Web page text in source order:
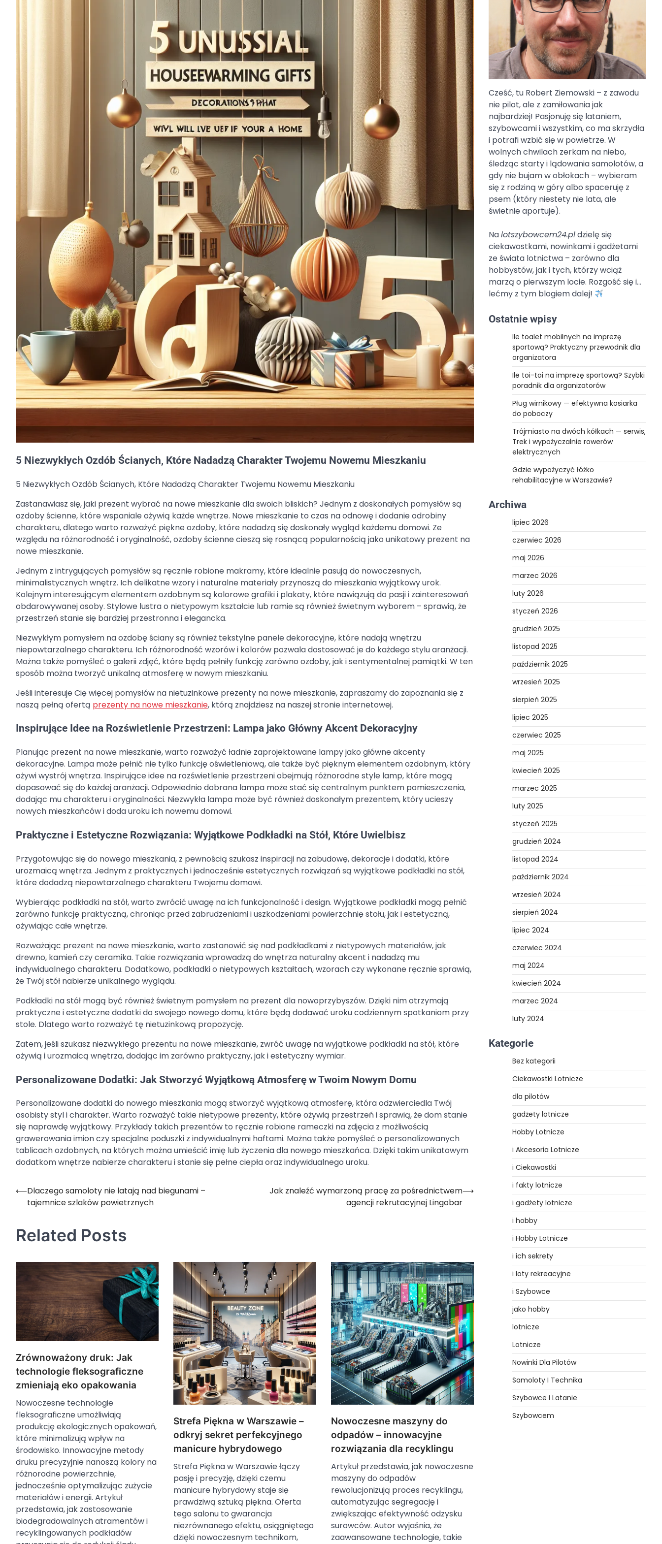
5 Niezwykłych Ozdób Ścianych, Które Nadadzą Charakter Twojemu Nowemu Mieszkaniu
5 Niezwykłych Ozdób Ścianych, Które Nadadzą Charakter Twojemu Nowemu Mieszkaniu
Zastanawiasz się, jaki prezent wybrać na nowe mieszkanie dla swoich bliskich? Jednym z doskonałych pomysłów są
ozdoby ścienne, które wspaniale ożywią każde wnętrze. Nowe mieszkanie to czas na odnowę i dodanie odrobiny
charakteru, dlatego warto rozważyć piękne ozdoby, które nadadzą się doskonały wygląd każdemu domowi. Ze
względu na różnorodność i oryginalność, ozdoby ścienne cieszą się rosnącą popularnością jako unikatowy prezent na
nowe mieszkanie.
Jednym z intrygujących pomysłów są ręcznie robione makramy, które idealnie pasują do nowoczesnych,
minimalistycznych wnętrz. Ich delikatne wzory i naturalne materiały przynoszą do mieszkania wyjątkowy urok.
Kolejnym interesującym elementem ozdobnym są kolorowe grafiki i plakaty, które nawiązują do pasji i zainteresowań
obdarowywanej osoby. Stylowe lustra o nietypowym kształcie lub ramie są również świetnym wyborem – sprawią, że
przestrzeń stanie się bardziej przestronna i elegancka.
Niezwykłym pomysłem na ozdobę ściany są również tekstylne panele dekoracyjne, które nadają wnętrzu
niepowtarzalnego charakteru. Ich różnorodność wzorów i kolorów pozwala dostosować je do każdego stylu aranżacji.
Można także pomyśleć o galerii zdjęć, które będą pełniły funkcję zarówno ozdoby, jak i sentymentalnej pamiątki. W ten
sposób można tworzyć unikalną atmosferę w nowym mieszkaniu.
Jeśli interesuje Cię więcej pomysłów na nietuzinkowe prezenty na nowe mieszkanie, zapraszamy do zapoznania się z
naszą pełną ofertą prezenty na nowe mieszkanie, którą znajdziesz na naszej stronie internetowej.
Inspirujące Idee na Rozświetlenie Przestrzeni: Lampa jako Główny Akcent Dekoracyjny
Planując prezent na nowe mieszkanie, warto rozważyć ładnie zaprojektowane lampy jako główne akcenty
dekoracyjne. Lampa może pełnić nie tylko funkcję oświetleniową, ale także być pięknym elementem ozdobnym, który
ożywi wystrój wnętrza. Inspirujące idee na rozświetlenie przestrzeni obejmują różnorodne style lamp, które mogą
dopasować się do każdej aranżacji. Odpowiednio dobrana lampa może stać się centralnym punktem pomieszczenia,
dodając mu charakteru i oryginalności. Niezwykła lampa może być również doskonałym prezentem, który ucieszy
nowych mieszkańców i doda uroku ich nowemu domowi.
Praktyczne i Estetyczne Rozwiązania: Wyjątkowe Podkładki na Stół, Które Uwielbisz
Przygotowując się do nowego mieszkania, z pewnością szukasz inspiracji na zabudowę, dekoracje i dodatki, które
urozmaicą wnętrza. Jednym z praktycznych i jednocześnie estetycznych rozwiązań są wyjątkowe podkładki na stół,
które dodadzą niepowtarzalnego charakteru Twojemu domowi.
Wybierając podkładki na stół, warto zwrócić uwagę na ich funkcjonalność i design. Wyjątkowe podkładki mogą pełnić
zarówno funkcję praktyczną, chroniąc przed zabrudzeniami i uszkodzeniami powierzchnię stołu, jak i estetyczną,
ożywiając całe wnętrze.
Rozważając prezent na nowe mieszkanie, warto zastanowić się nad podkładkami z nietypowych materiałów, jak
drewno, kamień czy ceramika. Takie rozwiązania wprowadzą do wnętrza naturalny akcent i nadadzą mu
indywidualnego charakteru. Dodatkowo, podkładki o nietypowych kształtach, wzorach czy wykonane ręcznie sprawią,
że Twój stół nabierze unikalnego wyglądu.
Podkładki na stół mogą być również świetnym pomysłem na prezent dla nowoprzybyszów. Dzięki nim otrzymają
praktyczne i estetyczne dodatki do swojego nowego domu, które będą dodawać uroku codziennym spotkaniom przy
stole. Dlatego warto rozważyć tę nietuzinkową propozycję.
Zatem, jeśli szukasz niezwykłego prezentu na nowe mieszkanie, zwróć uwagę na wyjątkowe podkładki na stół, które
ożywią i urozmaicą wnętrza, dodając im zarówno praktyczny, jak i estetyczny wymiar.
Personalizowane Dodatki: Jak Stworzyć Wyjątkową Atmosferę w Twoim Nowym Domu
Personalizowane dodatki do nowego mieszkania mogą stworzyć wyjątkową atmosferę, która odzwierciedla Twój
osobisty styl i charakter. Warto rozważyć takie nietypowe prezenty, które ożywią przestrzeń i sprawią, że dom stanie
się naprawdę wyjątkowy. Przykłady takich prezentów to ręcznie robione rameczki na zdjęcia z możliwością
grawerowania imion czy specjalne poduszki z indywidualnymi haftami. Można także pomyśleć o personalizowanych
tablicach ozdobnych, na których można umieścić imię lub życzenia dla nowego mieszkańca. Dzięki takim unikatowym
dodatkom wnętrze nabierze charakteru i stanie się pełne ciepła oraz indywidualnego uroku.
Nawigacja
wpisu
⟵Dlaczego samoloty nie latają nad biegunami –
tajemnice szlaków powietrznych
Jak znaleźć wymarzoną pracę za pośrednictwem
agencji rekrutacyjnej Lingobar
⟶
Related Posts
Zrównoważony druk: Jak
technologie fleksograficzne
zmieniają eko opakowania
Nowoczesne technologie
fleksograficzne umożliwiają
produkcję ekologicznych opakowań,
które minimalizują wpływ na
środowisko. Innowacyjne metody
druku precyzyjnie nanoszą kolory na
różnorodne powierzchnie,
jednocześnie optymalizując zużycie
materiałów i energii. Artykuł
przedstawia, jak zastosowanie
biodegradowalnych atramentów i
recyklingowanych podkładów
Strefa Piękna w Warszawie –
odkryj sekret perfekcyjnego
manicure hybrydowego
Strefa Piękna w Warszawie łączy
pasję i precyzję, dzięki czemu
manicure hybrydowy staje się
prawdziwą sztuką piękna. Oferta
tego salonu to gwarancja
niezrównanego efektu, osiągniętego
dzięki nowoczesnym technikom,
Nowoczesne maszyny do
odpadów – innowacyjne
rozwiązania dla recyklingu
Artykuł przedstawia, jak nowoczesne
maszyny do odpadów
rewolucjonizują proces recyklingu,
automatyzując segregację i
zwiększając efektywność odzysku
surowców. Autor wyjaśnia, że
zaawansowane technologie, takie
Cześć, tu Robert Ziemowski – z zawodu
nie pilot, ale z zamiłowania jak
najbardziej! Pasjonuję się lataniem,
szybowcami i wszystkim, co ma skrzydła
i potrafi wzbić się w powietrze. W
wolnych chwilach zerkam na niebo,
śledząc starty i lądowania samolotów, a
gdy nie bujam w obłokach – wybieram
się z rodziną w góry albo spaceruję z
psem (który niestety nie lata, ale
świetnie aportuje).
Nalotszybowcem24.pldzielę się
ciekawostkami, nowinkami i gadżetami
ze świata lotnictwa – zarówno dla
hobbystów, jak i tych, którzy wciąż
marzą o pierwszym locie. Rozgość się i…
lećmy z tym blogiem dalej!
Ostatnie wpisy
Ile toalet mobilnych na imprezę
sportową? Praktyczny przewodnik dla
organizatora
Ile toi-toi na imprezę sportową? Szybki
poradnik dla organizatorów
Pług wirnikowy — efektywna kosiarka
do poboczy
Trójmiasto na dwóch kółkach — serwis,
Trek i wypożyczalnie rowerów
elektrycznych
Gdzie wypożyczyć łóżko
rehabilitacyjne w Warszawie?
Archiwa
lipiec 2026
czerwiec 2026
maj 2026
marzec 2026
luty 2026
styczeń 2026
grudzień 2025
listopad 2025
październik 2025
wrzesień 2025
sierpień 2025
lipiec 2025
czerwiec 2025
maj 2025
kwiecień 2025
marzec 2025
luty 2025
styczeń 2025
grudzień 2024
listopad 2024
październik 2024
wrzesień 2024
sierpień 2024
lipiec 2024
czerwiec 2024
maj 2024
kwiecień 2024
marzec 2024
luty 2024
Kategorie
Bez kategorii
Ciekawostki Lotnicze
dla pilotów
gadżety lotnicze
Hobby Lotnicze
i Akcesoria Lotnicze
i Ciekawostki
i fakty lotnicze
i gadżety lotnicze
i hobby
i Hobby Lotnicze
i ich sekrety
i loty rekreacyjne
i Szybowce
jako hobby
lotnicze
Lotnicze
Nowinki Dla Pilotów
Samoloty I Technika
Szybowce I Latanie
Szybowcem